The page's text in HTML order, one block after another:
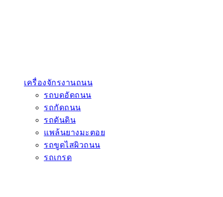
เครื่องจักรงานถนน
รถบดอัดถนน
รถกัดถนน
รถดันดิน
แพล้นยางมะตอย
รถขูดไสผิวถนน
รถเกรด